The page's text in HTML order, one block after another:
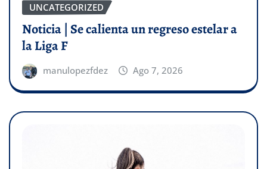
UNCATEGORIZED
Noticia | Se calienta un regreso estelar a
la Liga F
manulopezfdez Ago 7, 2026